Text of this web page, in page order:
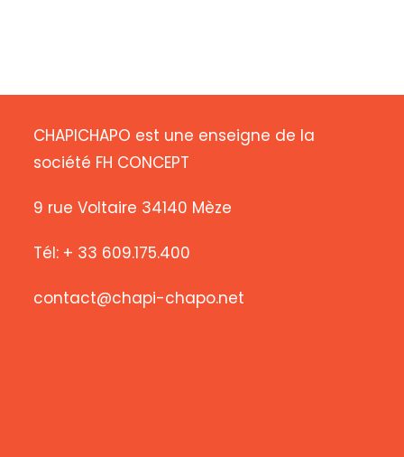
CHAPICHAPO est une enseigne de la
société FH CONCEPT
9 rue Voltaire 34140 Mèze
Tél: + 33 609.175.400
contact@chapi-chapo.net